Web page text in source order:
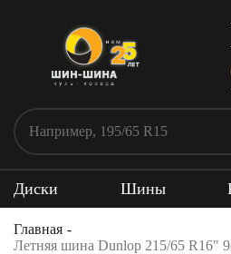
Диски Шины
Главная
Летняя шина Dunlop 215/65 R16"